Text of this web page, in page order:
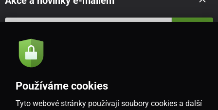
Souhlasím se
CZ
Používáme cookies
Tyto webové stránky používají soubory cookies a další